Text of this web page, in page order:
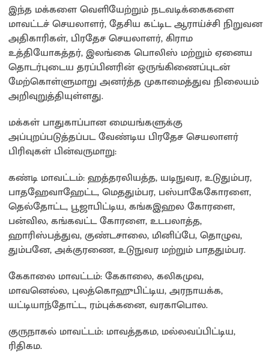
இந்த மக்களை வெளியேற்றும் நடவடிக்கைகளை
மாவட்டச் செயலாளர், தேசிய கட்டிட ஆராய்ச்சி நிறுவன
அதிகாரிகள், பிரதேச செயலாளர், கிராம
உத்தியோகத்தர், இலங்கை பொலிஸ் மற்றும் ஏனைய
தொடர்புடைய தரப்பினரின் ஒருங்கிணைப்புடன்
மேற்கொள்ளுமாறு அனர்த்த முகாமைத்துவ நிலையம்
அறிவுறுத்தியுள்ளது.
மக்கள் பாதுகாப்பான மையங்களுக்கு
அப்புறப்படுத்தப்பட வேண்டிய பிரதேச செயலாளர்
பிரிவுகள் பின்வருமாறு:
கண்டி மாவட்டம்: ஹத்தரலியத்த, யடிநுவர, உடுதும்பர,
பாதஹேவாஹேட்ட, மெததும்பர, பஸ்பாகேகோரளை,
தெல்தோட்ட, பூஜாபிட்டிய, கங்கஇஹல கோரளை,
பன்வில, கங்கவட்ட கோரளை, உடபலாத்த,
ஹாரிஸ்பத்துவ, குண்டசாலை, மினிப்பே, தொழுவ,
தும்பனே, அக்குரணை, உடுநுவர மற்றும் பாததும்பர.
கேகாலை மாவட்டம்: கேகாலை, கலிகமுவ,
மாவனெல்ல, புலத்கொஹுபிட்டிய, அரநாயக்க,
யட்டியாந்தோட்ட, ரம்புக்கனை, வரகாபொல.
குருநாகல் மாவட்டம்: மாவத்தகம, மல்லவப்பிட்டிய,
ரிதிகம.